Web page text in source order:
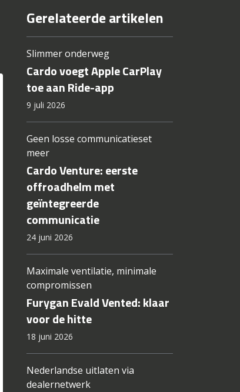
Gerelateerde artikelen
Slimmer onderweg
Cardo voegt Apple CarPlay
toe aan Ride-app
9 juli 2026
Geen losse communicatieset
meer
Cardo Venture: eerste
offroadhelm met
geïntegreerde
communicatie
24 juni 2026
Maximale ventilatie, minimale
compromissen
Furygan Evald Vented: klaar
voor de hitte
18 juni 2026
Nederlandse uitlaten via
dealernetwerk